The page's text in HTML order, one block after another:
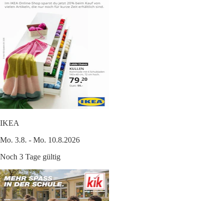
IKEA
Mo. 3.8. - Mo. 10.8.2026
Noch 3 Tage gültig